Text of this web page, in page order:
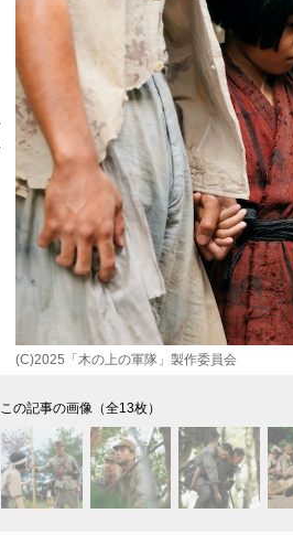
(C)2025「木の上の軍隊」製作委員会
この記事の画像（全13枚）